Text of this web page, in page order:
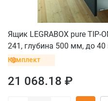
Ящик LEGRABOX pure TIP-
241, глубина 500 мм, до 40
Комплект
21 068.18 ₽